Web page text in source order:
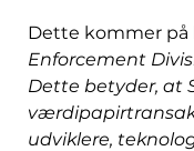
Dette kommer på
Enforcement
Dette betyder, at
udviklere,